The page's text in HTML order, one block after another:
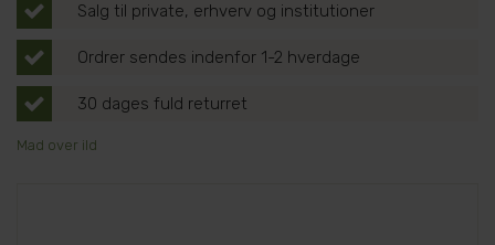
Salg til private, erhverv og institutioner
Ordrer sendes indenfor 1-2 hverdage
30 dages fuld returret
Mad over ild